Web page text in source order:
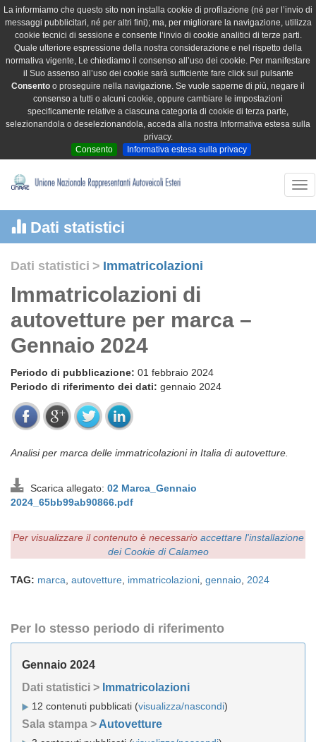
La informiamo che questo sito non installa cookie di profilazione (né per l’invio di
messaggi pubblicitari, né per altri fini); ma, per migliorare la navigazione, utilizza
cookie tecnici di sessione e consente l’invio di cookie analitici di terze parti.
Quale ulteriore espressione della nostra considerazione e nel rispetto della
normativa vigente, Le chiediamo il consenso all’uso dei cookie. Per manifestare
il Suo assenso all’uso dei cookie sarà sufficiente fare click sul pulsante
Consento o proseguire nella navigazione. Se vuole saperne di più, negare il
consenso a tutti o alcuni cookie, oppure cambiare le impostazioni
specificamente relative a ciascuna categoria di cookie di terza parte,
selezionandola o deselezionandola, acceda alla nostra Informativa estesa sulla
privacy.
Consento
Informativa estesa sulla privacy
Dati statistici
Dati statistici > Immatricolazioni
Immatricolazioni di
autovetture per marca –
Gennaio 2024
Periodo di pubblicazione: 01 febbraio 2024
Periodo di riferimento dei dati: gennaio 2024
Analisi per marca delle immatricolazioni in Italia di autovetture.
Scarica allegato: 02 Marca_Gennaio
2024_65bb99ab90866.pdf
Per visualizzare il contenuto è necessario accettare l'installazione
dei Cookie di Calameo
TAG: marca autovetture immatricolazioni gennaio 2024
Per lo stesso periodo di riferimento
Gennaio 2024
Dati statistici > Immatricolazioni
12 contenuti pubblicati (visualizza/nascondi)
Sala stampa > Autovetture